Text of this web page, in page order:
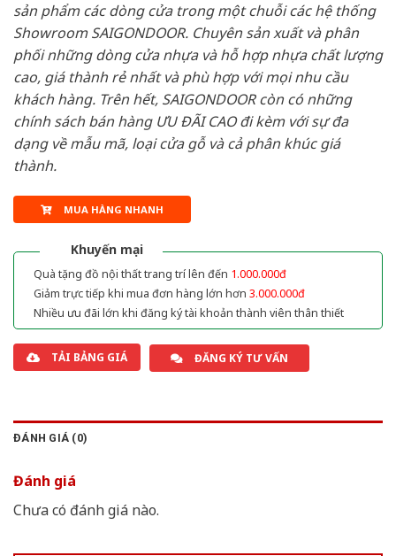
sản phẩm các dòng cửa trong một chuỗi các hệ thống
Showroom SAIGONDOOR. Chuyên sản xuất và phân
phối những dòng cửa nhựa và hỗ hợp nhựa chất lượng
cao, giá thành rẻ nhất và phù hợp với mọi nhu cầu
khách hàng. Trên hết, SAIGONDOOR còn có những
chính sách bán hàng ƯU ĐÃI CAO đi kèm với sự đa
dạng về mẫu mã, loại cửa gỗ và cả phân khúc giá
thành.
MUA HÀNG NHANH
Khuyến mại
Quà tặng đồ nội thất trang trí lên đến 1.000.000đ
Giảm trực tiếp khi mua đơn hàng lớn hơn 3.000.000đ
Nhiều ưu đãi lớn khi đăng ký tài khoản thành viên thân thiết
TẢI BẢNG GIÁ ĐĂNG KÝ TƯ VẤN
ĐÁNH GIÁ (0)
Đánh giá
Chưa có đánh giá nào.